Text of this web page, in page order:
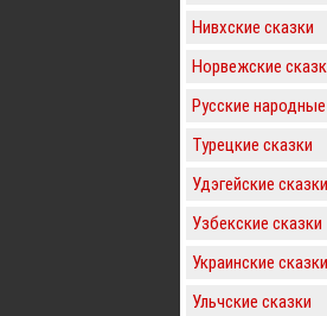
Нивхские сказки
Норвежские
Русские
Турецкие сказки
Удэгейские сказки
Узбекские сказки
Украинские сказки
Ульчские сказки